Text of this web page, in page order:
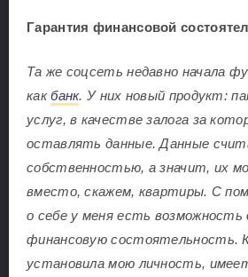
Гарантия финансовой
Та же соцсеть недавно начала
какбанк. У них новый продукт:
услуг, в качестве залога за
оставлять данные. Данные
собственностью, а значит, их
вместо, скажем, квартиры. С
о себе у меня есть возможность
финансовую состоятельность.
установила мою личность,